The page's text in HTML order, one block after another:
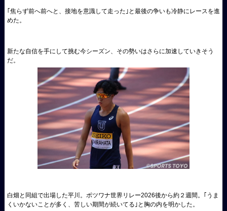
｢焦らず前へ前へと、接地を意識して走った｣と最後の争いも冷静にレースを進
めた。
新たな自信を手にして挑む今シーズン、その勢いはさらに加速していきそう
だ。
白畑と同組で出場した平川。ボツワナ世界リレー2026後から約２週間。｢うま
くいかないことが多く、苦しい期間が続いてる｣と胸の内を明かした。